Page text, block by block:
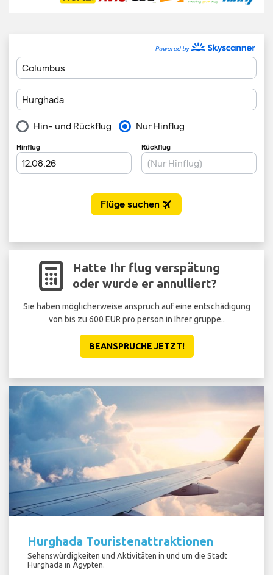
Hatte Ihr flug verspätung
oder wurde er annulliert?
Sie haben möglicherweise anspruch auf eine entschädigung
von bis zu 600 EUR pro person in Ihrer gruppe..
BEANSPRUCHE JETZT!
Hurghada Touristenattraktionen
Sehenswürdigkeiten und Aktivitäten in und um die Stadt
Hurghada in Ägypten.